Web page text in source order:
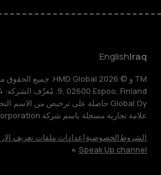
Iraq
English
علامة تجارية مسجلة باسم شركة Nokia Corporation.
الشروطالخصوصيةإعدادات ملفات تعريف
Speak Up channel